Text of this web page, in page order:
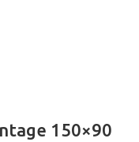
150×90